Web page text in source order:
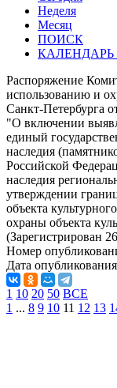
Неделя
Месяц
ПОИСК
Распоряжение
использованию и
Санкт-Петербурга
"О включении
единый
наследия
Российской
наследия
утверждении
объекта
охраны объекта
(Зарегистрирован
Номер
Дата
1 10 20 50 ВСЕ
1 ... 8 9 10 11 12 13